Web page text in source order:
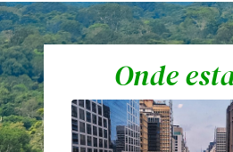
Onde